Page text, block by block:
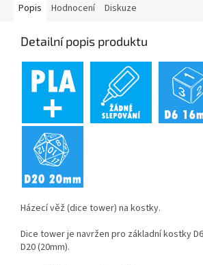
Popis Hodnocení Diskuze
Detailní popis produktu
Házecí věž (dice tower) na kostky.
Dice tower je navržen pro základní kostky
D20 (20mm).